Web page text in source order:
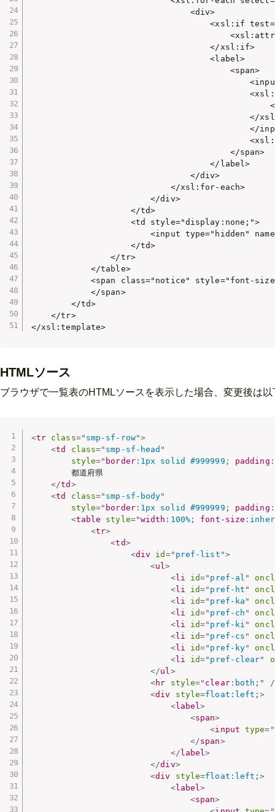
<div>
<xsl:if
<xsl:attribute
</xsl:if>
<label>
<span>
<input type="checkbox"
<xsl:if
<xsl:attribute
</
</
<xsl:value-of
</span>
</label>
</div>
</xsl:for-each>
</div>
</td>
<td style="display:none;">
<input type="hidden"
</td>
</tr>
</table>
<span class="notice" style="font-
</span>
</td>
</tr>
</xsl:template>
HTMLソース
ブラウザで一覧表のHTMLソースを表示した場合、変更後は
<tr class=" smp-sf-row">
<td class=" smp-sf-head "
style=" border: 1px solid #999999 ; padding :
        都道府県
</td >
<td class=" smp-sf-body"
style=" border: 1px solid #999999 ; padding :
<table style="width : 100% ; font-size :
<tr>
<td>
<div id =" pref-list ">
<ul>
<li id=" pref-al "
<li id=" pref-ht "
<li id=" pref-ka "
<li id=" pref-ch "
<li id=" pref-ki "
<li id=" pref-cs "
<li id=" pref-ky"
<li id=" pref-clear"
</ul>
<hr style=" clear: both ; "
/
<div style=float:left;>
<label>
<span>
<input type= "
</span>
</ label>
</div>
<div style=float:left;>
<label>
<span>